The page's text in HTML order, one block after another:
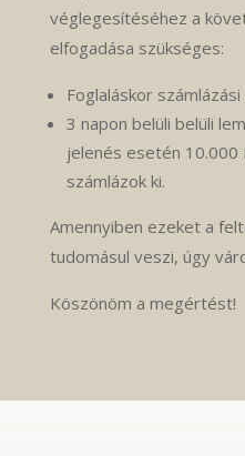
véglegesítéséhez a
elfogadása szükséges:
Foglaláskor
3 napon belüli belüli
jelenés esetén
számlázok ki.
Amennyiben ezeket a
tudomásul veszi, úgy
Köszönöm a megértést!